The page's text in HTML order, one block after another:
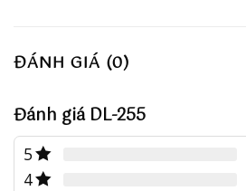
ĐÁNH GIÁ (0)
Đánh giá DL-255
5
4